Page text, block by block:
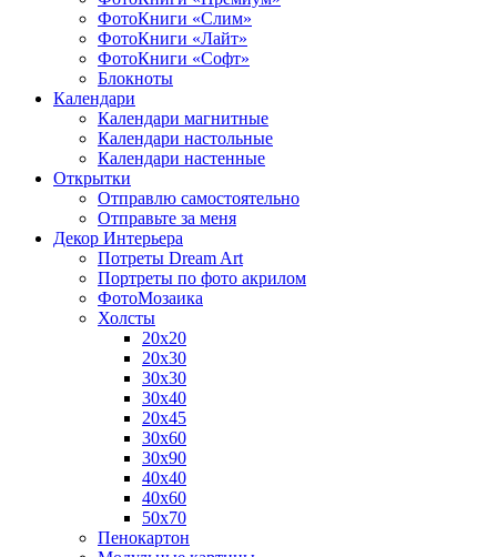
ФотоКниги «Слим»
ФотоКниги «Лайт»
ФотоКниги «Софт»
Блокноты
Календари
Календари магнитные
Календари настольные
Календари настенные
Открытки
Отправлю самостоятельно
Отправьте за меня
Декор Интерьера
Потреты Dream Art
Портреты по фото акрилом
ФотоМозаика
Холсты
20х20
20х30
30х30
30х40
20х45
30х60
30х90
40х40
40х60
50х70
Пенокартон